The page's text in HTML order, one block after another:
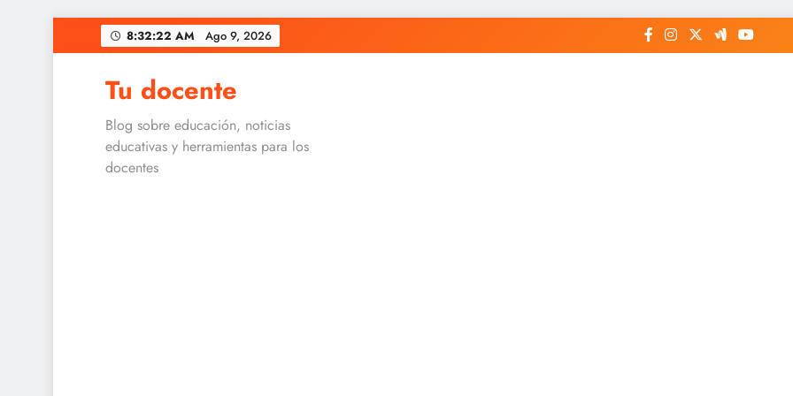
to
8:32:22 AM Ago 9, 2026
Tu docente
Blog sobre educación, noticias
educativas y herramientas para los
docentes